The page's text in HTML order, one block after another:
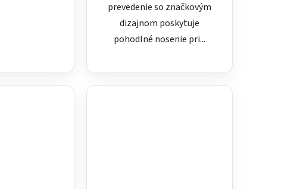
prevedenie so značkovým
dizajnom poskytuje
pohodlné nosenie pri...